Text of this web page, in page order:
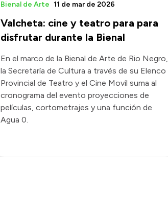
Valcheta: cine y teatro para para
disfrutar durante la Bienal
Bienal de Arte 11 de mar de 2026
En el marco de la Bienal de Arte de Rio Negro,
la Secretaría de Cultura a través de su Elenco
Provincial de Teatro y el Cine Movil suma al
cronograma del evento proyecciones de
películas, cortometrajes y una función de
Agua 0.